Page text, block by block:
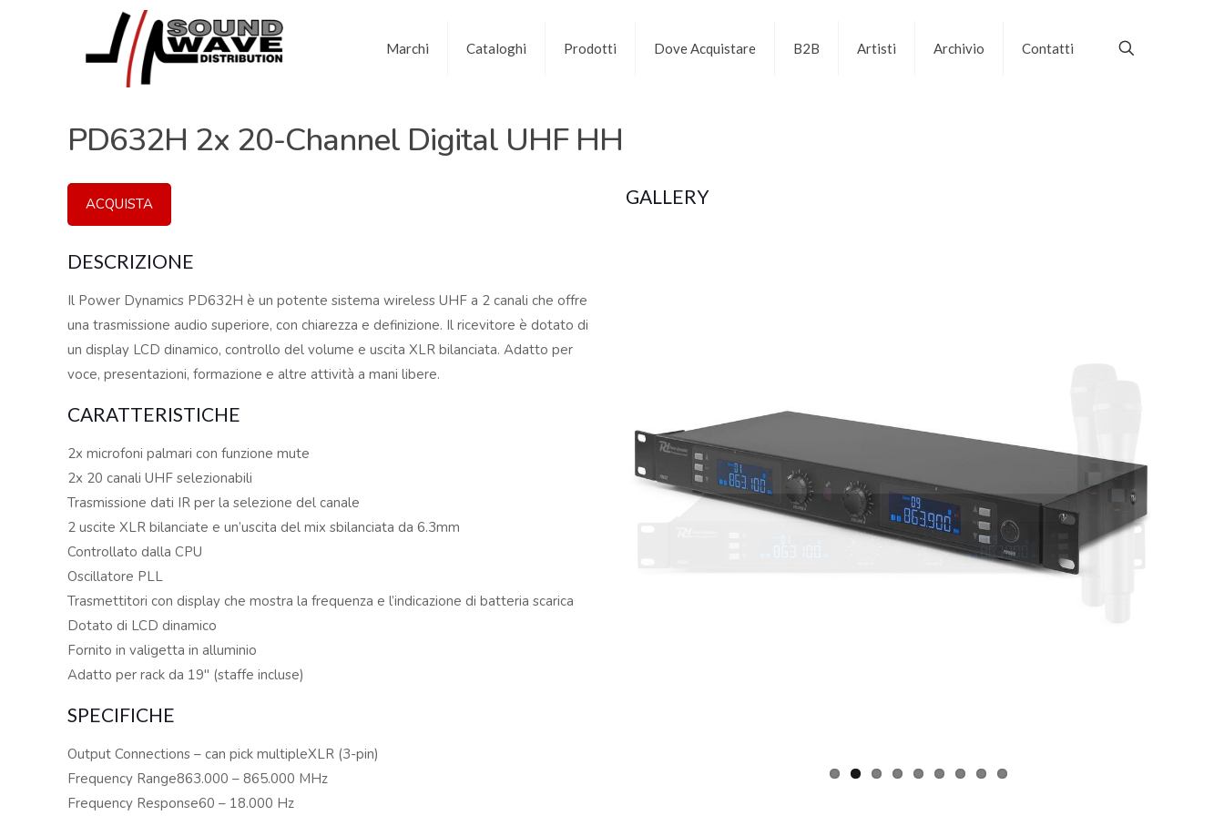
Marchi Cataloghi Prodotti Dove Acquistare B2B Artisti Archivio Contatti
PD632H 2x 20-Channel Digital UHF HH
ACQUISTA
DESCRIZIONE
Il Power Dynamics PD632H è un potente sistema wireless UHF a 2 canali che offre
una trasmissione audio superiore, con chiarezza e definizione. Il ricevitore è dotato di
un display LCD dinamico, controllo del volume e uscita XLR bilanciata. Adatto per
voce, presentazioni, formazione e altre attività a mani libere.
CARATTERISTICHE
2x microfoni palmari con funzione mute
2x 20 canali UHF selezionabili
Trasmissione dati IR per la selezione del canale
2 uscite XLR bilanciate e un’uscita del mix sbilanciata da 6.3mm
Controllato dalla CPU
Oscillatore PLL
Trasmettitori con display che mostra la frequenza e l’indicazione di batteria scarica
Dotato di LCD dinamico
Fornito in valigetta in alluminio
Adatto per rack da 19″ (staffe incluse)
SPECIFICHE
Output Connections – can pick multipleXLR (3-pin)
Frequency Range863.000 – 865.000 MHz
Frequency Response60 – 18.000 Hz
GALLERY